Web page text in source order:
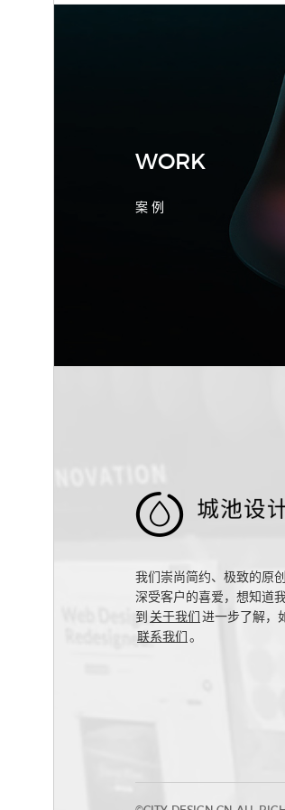
宁波制造业网站建设
WORK
案 例

我们崇尚简约、极致的原
深受客户的喜爱，想知道
到 关于我们 进一步了解，
联系我们 。